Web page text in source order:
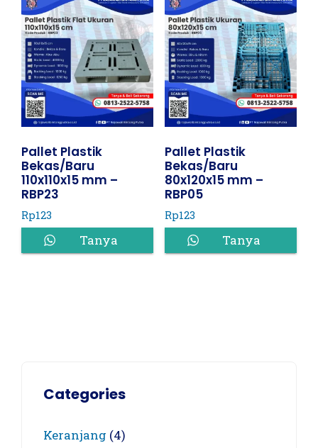
Pallet Plastik
Bekas/Baru
110x110x15 mm –
RBP23
Rp123
Tanya
Pallet Plastik
Bekas/Baru
80x120x15 mm –
RBP05
Rp123
Tanya
Categories
Keranjang (4)